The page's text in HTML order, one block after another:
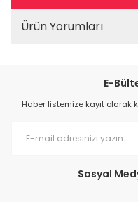
Ürün Yorumları
E-
Haber listemize kayıt
Sosyal